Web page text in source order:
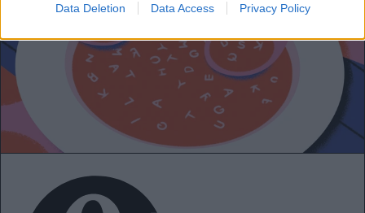
Data Deletion Data Access Privacy Policy